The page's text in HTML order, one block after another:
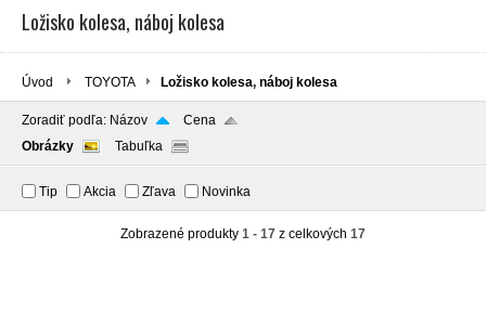
Ložisko kolesa, náboj kolesa
Úvod TOYOTA Ložisko kolesa, náboj kolesa
Zoradiť podľa: Názov
Cena
Obrázky
Tabuľka
Tip Akcia Zľava Novinka
Zobrazené produkty 1 - 17 z celkových 17